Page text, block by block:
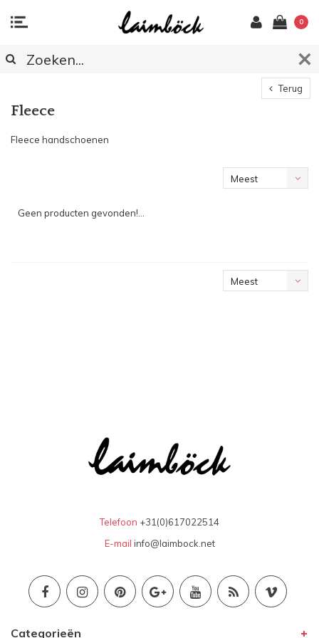
0
Terug
Fleece
Fleece handschoenen
Meest
Geen producten gevonden!...
Meest
Telefoon +31(0)617022514
E-mail info@laimbock.net
Categorieën